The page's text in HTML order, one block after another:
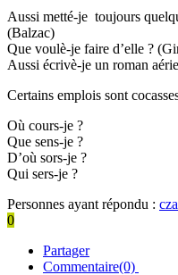
Aussi metté-je toujours
(Balzac)
Que voulè-je faire d’elle ?
Aussi écrivè-je un roman
Certains emplois sont
Où cours-je ?
Que sens-je ?
D’où sors-je ?
Qui sers-je ?
Personnes ayant répondu :
0
Partager
Commentaire(0)